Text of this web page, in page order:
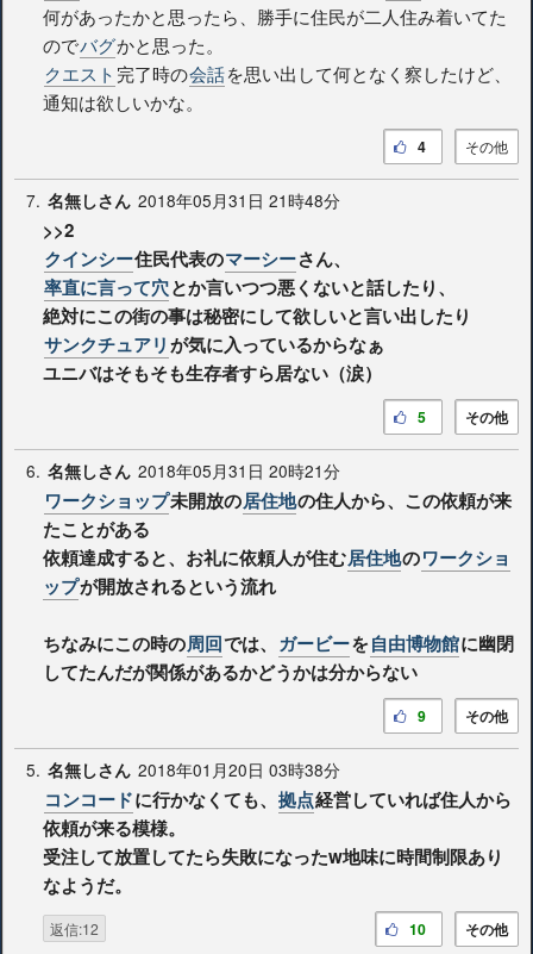
何があったかと思ったら、勝手に住民が二人住み着いてた
のでバグかと思った。
クエスト 完了時の会話を思い出して何となく察したけど、
通知は欲しいかな。
その他
4
7. 名無しさん 2018年05月31日 21時48分
>>2
クインシー住民代表のマーシーさん、
率直に言って穴とか言いつつ悪くないと話したり、
絶対にこの街の事は秘密にして欲しいと言い出したり
サンクチュアリが気に入っているからなぁ
ユニバはそもそも生存者すら居ない（涙）
その他
5
6. 名無しさん 2018年05月31日 20時21分
ワークショップ未開放の居住地の住人から、この依頼が来
たことがある
依頼達成すると、お礼に依頼人が住む居住地のワークショ
ップが開放されるという流れ
ちなみにこの時の周回では、 ガービーを自由博物館に幽閉
してたんだが関係があるかどうかは分からない
その他
9
5. 名無しさん 2018年01月20日 03時38分
コンコードに行かなくても、 拠点経営していれば住人から
依頼が来る模様。
受注して放置してたら失敗になったw地味に時間制限あり
なようだ。
返信:12 その他
10